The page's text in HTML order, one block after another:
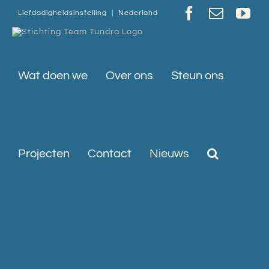
naarLiefdadigheidsinstelling | Nederland Facebook
E-
Wat doen we Over ons Steun ons
Projecten Contact Nieuws